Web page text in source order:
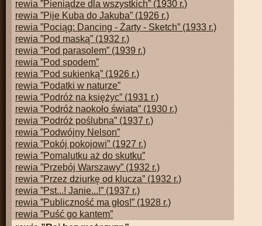
rewia ”Pieniądze dla wszystkich” (1930 r.)
rewia ”Pije Kuba do Jakuba” (1926 r.)
rewia ”Pociąg: Dancing - Żarty - Sketch” (1933 r.)
rewia ”Pod maską” (1932 r.)
rewia ”Pod parasolem” (1939 r.)
rewia ”Pod spodem”
rewia ”Pod sukienką” (1926 r.)
rewia ”Podatki w naturze”
rewia ”Podróż na księżyc” (1931 r.)
rewia ”Podróż naokoło świata” (1930 r.)
rewia ”Podróż poślubna” (1937 r.)
rewia ”Podwójny Nelson”
rewia ”Pokój pokojowi” (1927 r.)
rewia ”Pomalutku aż do skutku”
rewia ”Przebój Warszawy” (1932 r.)
rewia ”Przez dziurkę od klucza” (1932 r.)
rewia ”Pst...! Janie...!” (1937 r.)
rewia ”Publiczność ma głos!” (1928 r.)
rewia ”Puść go kantem”